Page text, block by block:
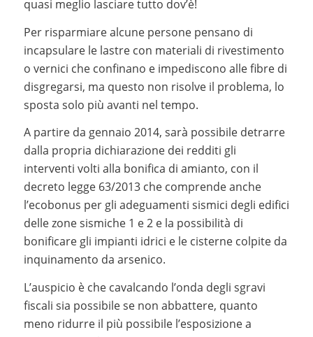
quasi meglio lasciare tutto dov’è!
Per risparmiare alcune persone pensano di
incapsulare le lastre con materiali di rivestimento
o vernici che confinano e impediscono alle fibre di
disgregarsi, ma questo non risolve il problema, lo
sposta solo più avanti nel tempo.
A partire da gennaio 2014, sarà possibile detrarre
dalla propria dichiarazione dei redditi gli
interventi volti alla bonifica di amianto, con il
decreto legge 63/2013 che comprende anche
l’ecobonus per gli adeguamenti sismici degli edifici
delle zone sismiche 1 e 2 e la possibilità di
bonificare gli impianti idrici e le cisterne colpite da
inquinamento da arsenico.
L’auspicio è che cavalcando l’onda degli sgravi
fiscali sia possibile se non abbattere, quanto
meno ridurre il più possibile l’esposizione a